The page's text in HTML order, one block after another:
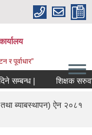
र पूर्वाधार”
सम्बन्ध |
ब्याबस्थापन) ऐन २०८१